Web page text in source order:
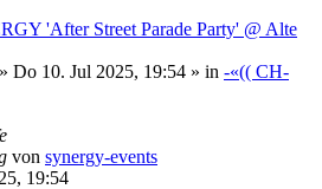
'After Street Parade Party' @ Alte
» Do 10. Jul 2025, 19:54 » in -«(( CH-
von synergy-events
19:54